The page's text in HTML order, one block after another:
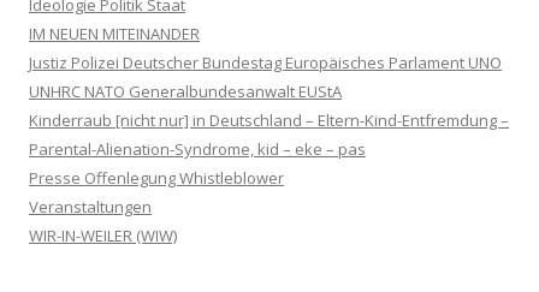
Ideologie Politik Staat
IM NEUEN MITEINANDER
Justiz Polizei Deutscher Bundestag Europäisches Parlament UNO
UNHRC NATO Generalbundesanwalt EUStA
Kinderraub [nicht nur] in Deutschland – Eltern-Kind-Entfremdung –
Parental-Alienation-Syndrome, kid – eke – pas
Presse Offenlegung Whistleblower
Veranstaltungen
WIR-IN-WEILER (WIW)